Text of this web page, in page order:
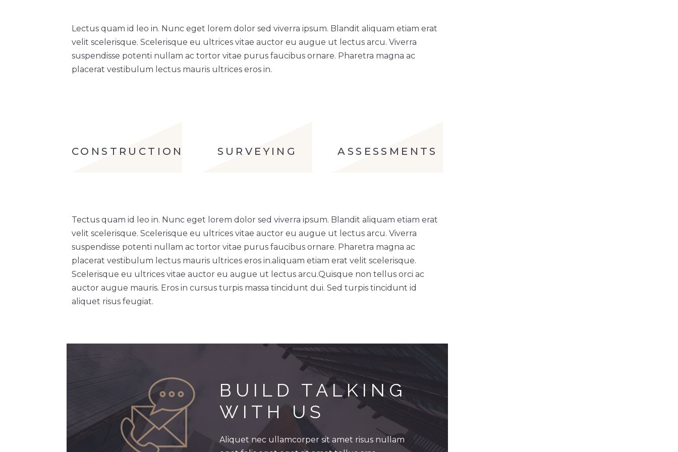
Lectus quam id leo in. Nunc eget lorem dolor sed viverra ipsum. Blandit aliquam etiam erat
velit scelerisque. Scelerisque eu ultrices vitae auctor eu augue ut lectus arcu. Viverra
suspendisse potenti nullam ac tortor vitae purus faucibus ornare. Pharetra magna ac
placerat vestibulum lectus mauris ultrices eros in.
CONSTRUCTION SURVEYING ASSESSMENTS
Tectus quam id leo in. Nunc eget lorem dolor sed viverra ipsum. Blandit aliquam etiam erat
velit scelerisque. Scelerisque eu ultrices vitae auctor eu augue ut lectus arcu. Viverra
suspendisse potenti nullam ac tortor vitae purus faucibus ornare. Pharetra magna ac
placerat vestibulum lectus mauris ultrices eros in.aliquam etiam erat velit scelerisque.
Scelerisque eu ultrices vitae auctor eu augue ut lectus arcu.Quisque non tellus orci ac
auctor augue mauris. Eros in cursus turpis massa tincidunt dui. Sed turpis tincidunt id
aliquet risus feugiat.
BUILD TALKING
WITH US
Aliquet nec ullamcorper sit amet risus nullam